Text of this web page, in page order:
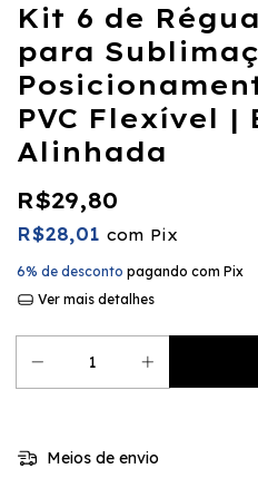
Kit 6 de
para
PVC Flexível |
Alinhada
R$29,80
R$28,01 com Pix
6% de desconto pagando com Pix
Ver mais detalhes
Meios de envio